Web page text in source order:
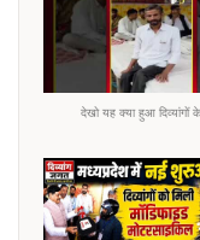
देखो यह क्या हुआ दिव्यांगों